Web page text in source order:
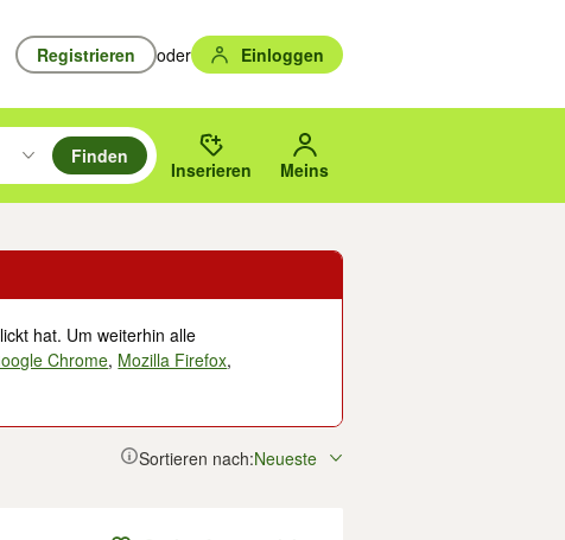
Registrieren oder Einloggen
durchsuchen und mit Eingabetaste auswählen.
um zu suchen, oder Vorschläge mit den Pfeiltasten nach oben/
des gewählten Orts oder PLZ.
Finden
Inserieren Meins
hat. Um weiterhin alle
Chrome, Mozilla Firefox,
Sortieren nach:Neueste